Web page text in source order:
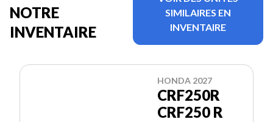
NOTRE
INVENTAIRE
SIMILAIRES EN
INVENTAIRE
HONDA 2027
CRF250R
CRF250 R